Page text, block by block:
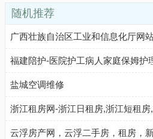
随机推荐
广西壮族自治区工业和信息化厅网
福建陪护-医院护工病人家庭保姆护
盐城空调维修